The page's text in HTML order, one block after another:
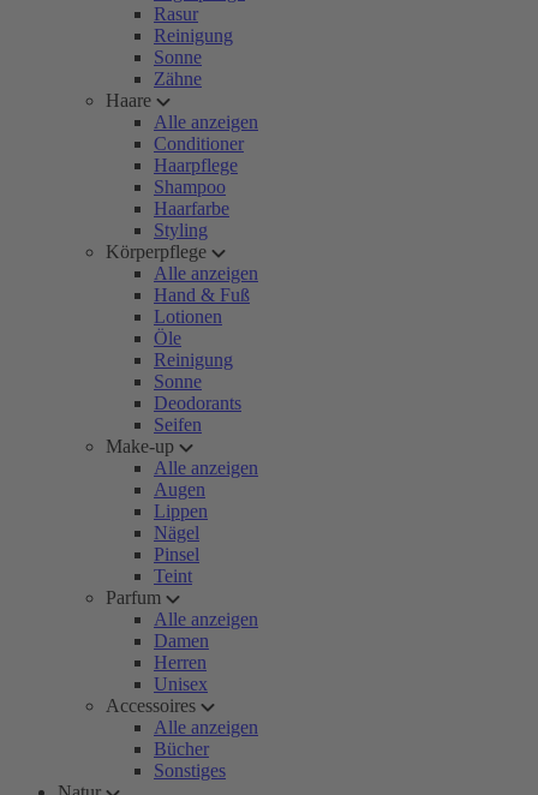
Rasur
Reinigung
Sonne
Zähne
Haare
Alle anzeigen
Conditioner
Haarpflege
Shampoo
Haarfarbe
Styling
Körperpflege
Alle anzeigen
Hand & Fuß
Lotionen
Öle
Reinigung
Sonne
Deodorants
Seifen
Make-up
Alle anzeigen
Augen
Lippen
Nägel
Pinsel
Teint
Parfum
Alle anzeigen
Damen
Herren
Unisex
Accessoires
Alle anzeigen
Bücher
Sonstiges